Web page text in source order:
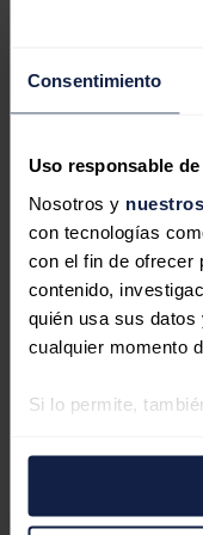
Consentimiento
Uso responsable
Nosotros y
con tecnologías
con el fin de ofrecer
contenido,
quién usa sus
cualquier momento
Si lo permite,
Identificar
específicas
Tolling
capacidad:
No hay comentarios